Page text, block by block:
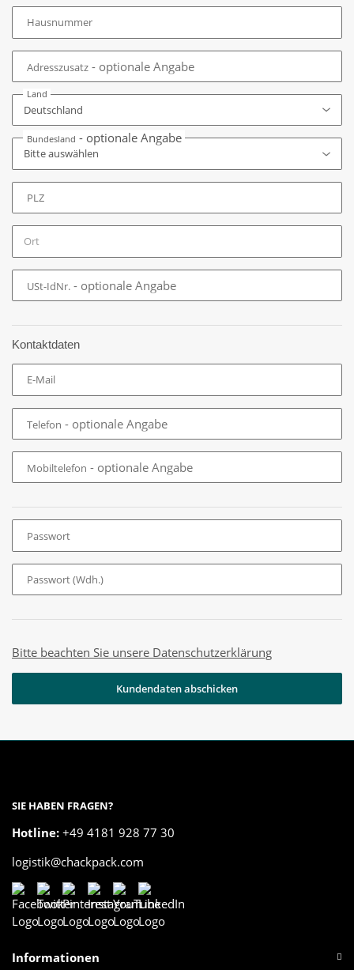
Hausnummer
Adresszusatz- optionale Angabe
Land
Bundesland - optionale Angabe
PLZ
USt-IdNr.- optionale Angabe
Kontaktdaten
E-Mail
Telefon - optionale Angabe
Mobiltelefon - optionale Angabe
Passwort
Passwort (Wdh.)
Bitte beachten Sie unsere Datenschutzerklärung
Kundendaten abschicken
SIE HABEN FRAGEN?
Hotline: +49 4181 928 77 30
logistik@chackpack.com
Informationen